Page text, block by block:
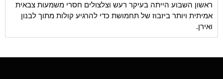
ראשון השבוע הייתה בעיקר רעש וצלצולים חסרי משמעות צבאית
אמיתית ויותר ביזבוז של תחמושת כדי להרגיע קולות מתוך לבנון
ואירן.